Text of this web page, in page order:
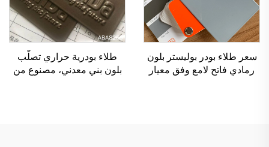
سعر طلاء بودر بوليستر بلون
رمادي فاتح لامع وفق معيار
طلاء بودرية حراري تصلّب
بلون بني معدني، مصنوع من